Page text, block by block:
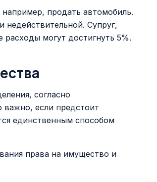
продать автомобиль.
Супруг,
могут достигнуть 5%.
согласно
важно, если предстоит
единственным способом
права на имущество и